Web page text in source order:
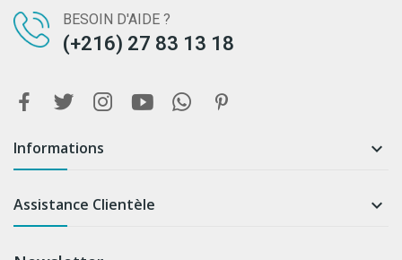
BESOIN D'AIDE ?
(+216) 27 83 13 18
Informations 
Assistance Clientèle 